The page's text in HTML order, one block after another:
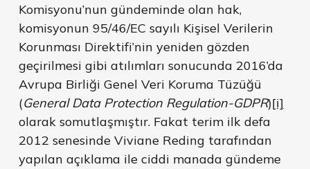
Komisyonu’nun gündeminde olan hak,
komisyonun 95/46/EC sayılı Kişisel Verilerin
Korunması Direktifi’nin yeniden gözden
geçirilmesi gibi atılımları sonucunda 2016’da
Avrupa Birliği Genel Veri Koruma Tüzüğü
(General Data Protection Regulation-GDPR)[i]
olarak somutlaşmıştır. Fakat terim ilk defa
2012 senesinde Viviane Reding tarafından
yapılan açıklama ile ciddi manada gündeme